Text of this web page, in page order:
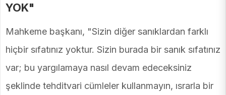
YOK"
Mahkeme başkanı, "Sizin diğer sanıklardan farklı
hiçbir sıfatınız yoktur. Sizin burada bir sanık sıfatınız
var; bu yargılamaya nasıl devam edeceksiniz
şeklinde tehditvari cümleler kullanmayın, ısrarla bir